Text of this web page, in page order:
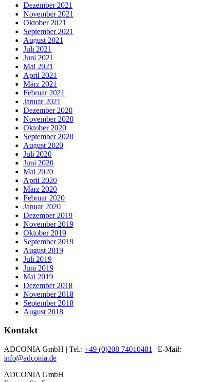
Dezember 2021
November 2021
Oktober 2021
September 2021
August 2021
Juli 2021
Juni 2021
Mai 2021
April 2021
März 2021
Februar 2021
Januar 2021
Dezember 2020
November 2020
Oktober 2020
September 2020
August 2020
Juli 2020
Juni 2020
Mai 2020
April 2020
März 2020
Februar 2020
Januar 2020
Dezember 2019
November 2019
Oktober 2019
September 2019
August 2019
Juli 2019
Juni 2019
Mai 2019
Dezember 2018
November 2018
September 2018
August 2018
Kontakt
ADCONIA GmbH | Tel.: +49 (0)208 74010481 | E-Mail:
info@adconia.de
ADCONIA GmbH